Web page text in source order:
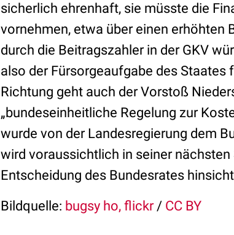
sicherlich ehrenhaft, sie müsste die
vornehmen, etwa über einen erhöhten
durch die Beitragszahler in der GKV
also der Fürsorgeaufgabe des Staates
Richtung geht auch der Vorstoß
„bundeseinheitliche Regelung zur
wurde von der Landesregierung dem
wird voraussichtlich in seiner
Entscheidung des Bundesrates
Bildquelle: bugsy ho, flickr/ CC BY